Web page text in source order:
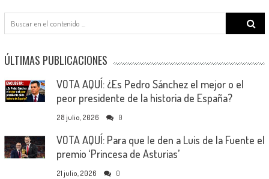
Search
for:
ÚLTIMAS PUBLICACIONES
VOTA AQUÍ: ¿Es Pedro Sánchez el mejor o el
peor presidente de la historia de España?
28 julio, 2026 0
VOTA AQUÍ: Para que le den a Luis de la Fuente el
premio ‘Princesa de Asturias’
21 julio, 2026 0